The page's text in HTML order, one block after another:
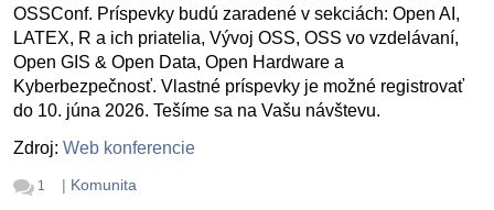
OSSConf. Príspevky budú zaradené v sekciách: Open AI,
LATEX, R a ich priatelia, Vývoj OSS, OSS vo vzdelávaní,
Open GIS & Open Data, Open Hardware a
Kyberbezpečnosť. Vlastné príspevky je možné registrovať
do 10. júna 2026. Tešíme sa na Vašu návštevu.
Zdroj: Web konferencie
1 | Komunita